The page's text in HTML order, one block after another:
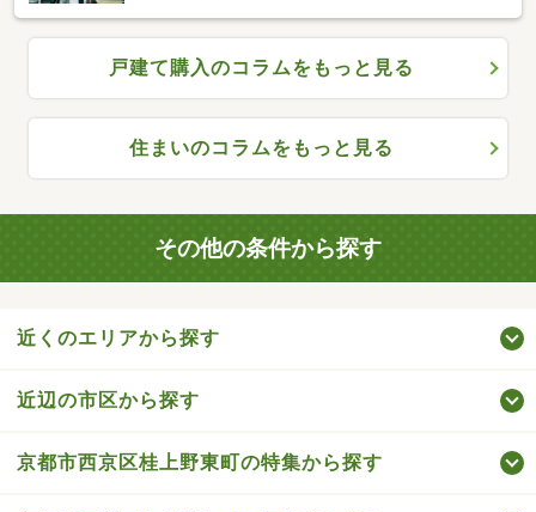
戸建て購入のコラムをもっと見る
住まいのコラムをもっと見る
その他の条件から探す
近くのエリアから探す
近辺の市区から探す
京都市西京区桂上野東町の特集から探す